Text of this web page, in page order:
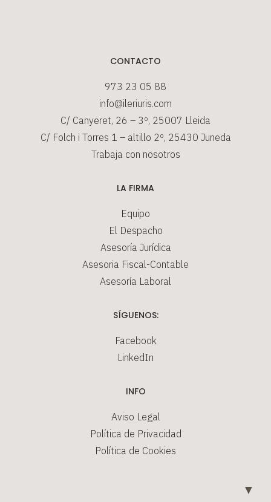
CONTACTO
973 23 05 88
info@ileriuris.com
C/ Canyeret, 26 – 3º, 25007 Lleida
C/ Folch i Torres 1 – altillo 2º, 25430 Juneda
Trabaja con nosotros
LA FIRMA
Equipo
El Despacho
Asesoría Jurídica
Asesoria Fiscal-Contable
Asesoría Laboral
SÍGUENOS:
Facebook
LinkedIn
INFO
Aviso Legal
Política de Privacidad
Política de Cookies
▼